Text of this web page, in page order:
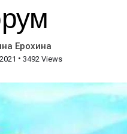
Ерохина
• 3492 Views